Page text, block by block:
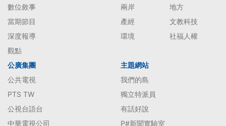
數位敘事
當期節目
深度報導
觀點
兩岸
地方
產經
文教科技
環境
社福人權
公廣集團
公共電視
PTS TW
公視台語台
中華電視公司
主題網站
我們的島
獨立特派員
有話好說
P#新聞實驗室